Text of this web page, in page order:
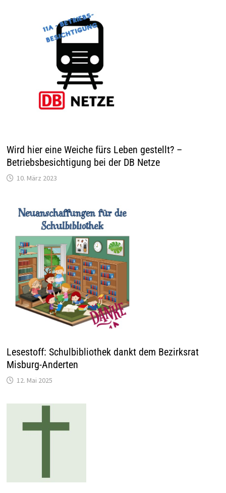
Wird hier eine Weiche fürs Leben gestellt? –
Betriebsbesichtigung bei der DB Netze
10. März 2023
Lesestoff: Schulbibliothek dankt dem Bezirksrat
Misburg-Anderten
12. Mai 2025